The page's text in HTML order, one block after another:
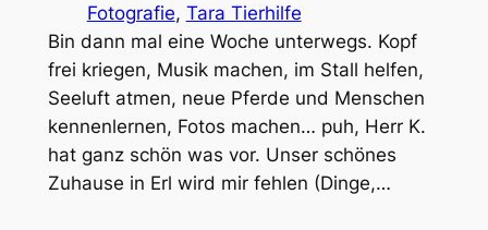
Fotografie, Tara Tierhilfe
Bin dann mal eine Woche unterwegs. Kopf
frei kriegen, Musik machen, im Stall helfen,
Seeluft atmen, neue Pferde und Menschen
kennenlernen, Fotos machen… puh, Herr K.
hat ganz schön was vor. Unser schönes
Zuhause in Erl wird mir fehlen (Dinge,…